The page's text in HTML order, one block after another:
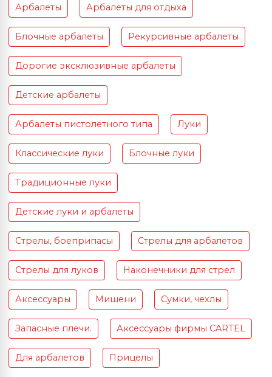
Арбалеты Арбалеты для отдыха
Блочные арбалеты Рекурсивные арбалеты
Дорогие эксклюзивные арбалеты
Детские арбалеты
Арбалеты пистолетного типа Луки
Классические луки Блочные луки
Традиционные луки
Детские луки и арбалеты
Стрелы, боеприпасы Стрелы для арбалетов
Стрелы для луков Наконечники для стрел
Аксессуары Мишени Сумки, чехлы
Запасные плечи. Аксессуары фирмы CARTEL
Для арбалетов Прицелы